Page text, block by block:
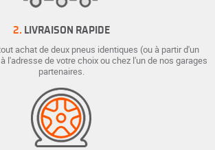
2. LIVRAISON RAPIDE
achat de deux pneus identiques (ou à partir d'un
l'adresse de votre choix ou chez l'un de nos garages
partenaires.